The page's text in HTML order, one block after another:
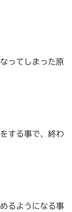
ってしまった原
する事で、終わ
るようになる事